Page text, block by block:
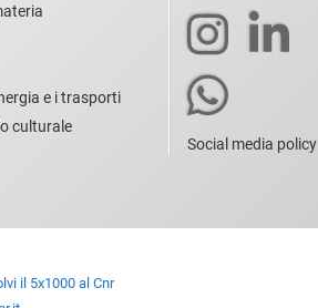
e i trasporti
culturale
Social media policy
il 5x1000 al Cnr